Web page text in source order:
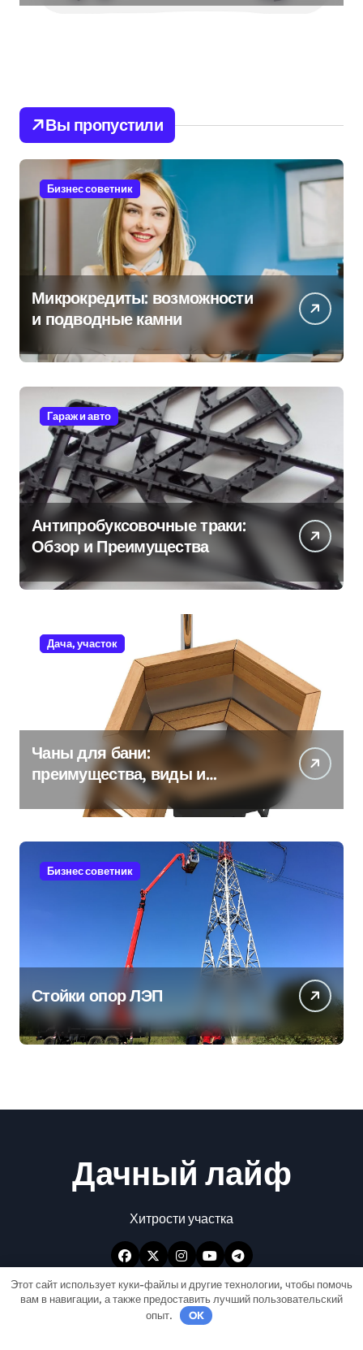
Вы пропустили
Бизнес советник
Микрокредиты: возможности
и подводные камни
Гараж и авто
Антипробуксовочные траки:
Обзор и Преимущества
Дача, участок
Чаны для бани:
преимущества, виды и
особенности использования
Бизнес советник
Стойки опор ЛЭП
Дачный лайф
Хитрости участка
Этот сайт использует куки-файлы и другие технологии, чтобы помочь
вам в навигации, а также предоставить лучший пользовательский
опыт.
OK